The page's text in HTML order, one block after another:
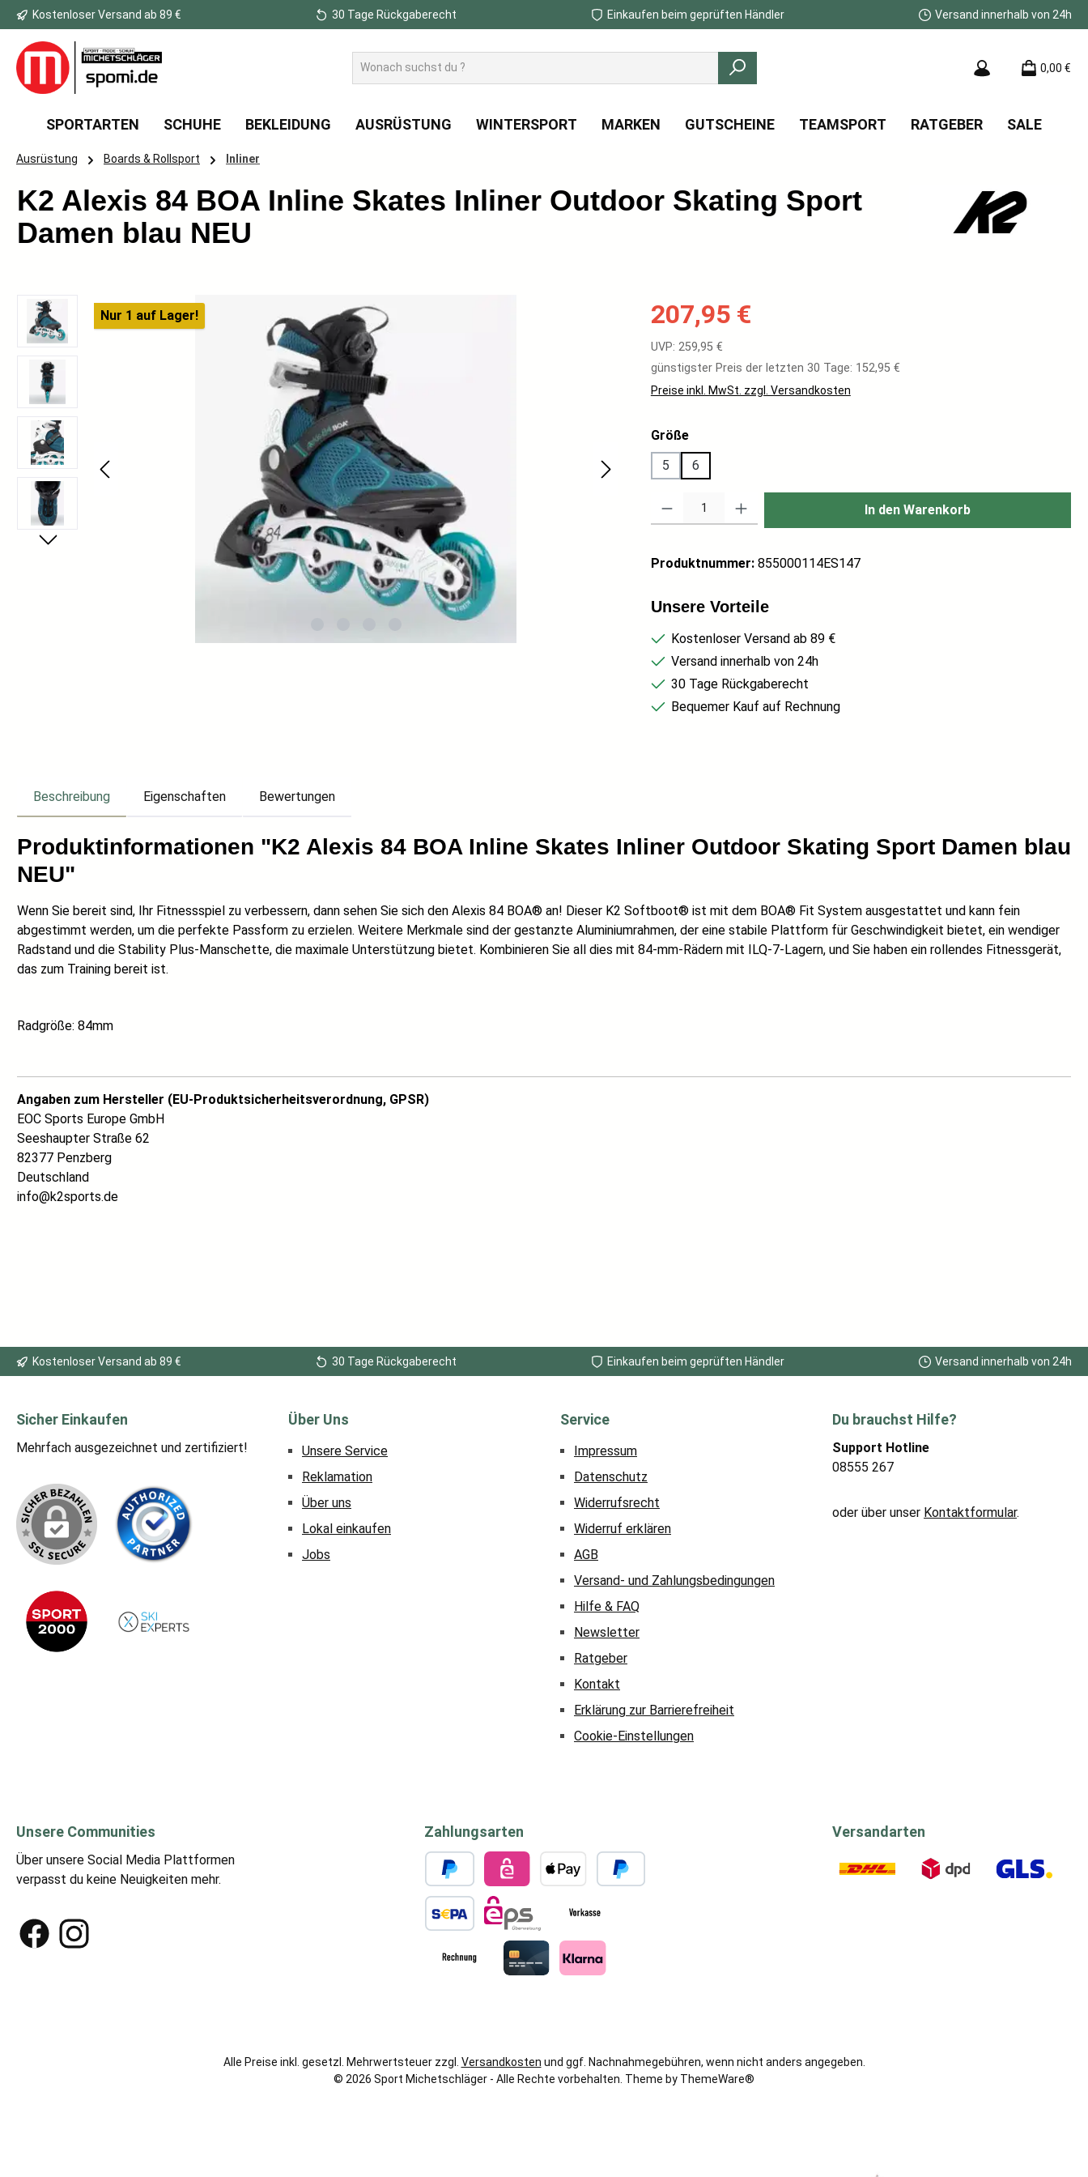
Hauptinhalt springen
Zur Suche springen
Zur Hauptnavigation springen
Kostenloser Versand ab 89 € 30 Tage Rückgaberecht Einkaufen beim geprüften Händler Versand innerhalb von 24h
0,00 €
SPORTARTEN SCHUHE BEKLEIDUNG AUSRÜSTUNG WINTERSPORT MARKEN GUTSCHEINE TEAMSPORT RATGEBER SALE
Ausrüstung Boards & Rollsport Inliner
K2 Alexis 84 BOA Inline Skates Inliner Outdoor Skating Sport
Damen blau NEU
Bildergalerie überspringen
Nur 1 auf Lager!
Verkaufspreis:
207,95 €
Regulärer Preis:
UVP: 259,95 €
günstigster Preis der letzten 30 Tage: 152,95 €
Preise inkl. MwSt. zzgl. Versandkosten
Größeauswählen
5
6
Produkt Anzahl: Gib den gewünschten Wert ein oder benutze die Schaltflächen um
In den Warenkorb
Produktnummer: 855000114ES147
Unsere Vorteile
Kostenloser Versand ab 89 €
Versand innerhalb von 24h
30 Tage Rückgaberecht
Bequemer Kauf auf Rechnung
Beschreibung Eigenschaften Bewertungen
Produktinformationen "K2 Alexis 84 BOA Inline Skates Inliner Outdoor Skating Sport Damen blau
NEU"
Wenn Sie bereit sind, Ihr Fitnessspiel zu verbessern, dann sehen Sie sich den Alexis 84 BOA® an! Dieser K2 Softboot® ist mit dem BOA® Fit System ausgestattet und kann fein
abgestimmt werden, um die perfekte Passform zu erzielen. Weitere Merkmale sind der gestanzte Aluminiumrahmen, der eine stabile Plattform für Geschwindigkeit bietet, ein wendiger
Radstand und die Stability Plus-Manschette, die maximale Unterstützung bietet. Kombinieren Sie all dies mit 84-mm-Rädern mit ILQ-7-Lagern, und Sie haben ein rollendes Fitnessgerät,
das zum Training bereit ist.
Radgröße: 84mm
Angaben zum Hersteller (EU-Produktsicherheitsverordnung, GPSR)
EOC Sports Europe GmbH
Seeshaupter Straße 62
82377 Penzberg
Deutschland
info@k2sports.de
Kostenloser Versand ab 89 € 30 Tage Rückgaberecht Einkaufen beim geprüften Händler Versand innerhalb von 24h
Sicher Einkaufen
Mehrfach ausgezeichnet und zertifiziert!
Über Uns
Unsere Service
Reklamation
Über uns
Lokal einkaufen
Jobs
Service
Impressum
Datenschutz
Widerrufsrecht
Widerruf erklären
AGB
Versand- und Zahlungsbedingungen
Hilfe & FAQ
Newsletter
Ratgeber
Kontakt
Erklärung zur Barrierefreiheit
Cookie-Einstellungen
Du brauchst Hilfe?
Support Hotline
08555 267
oder über unser Kontaktformular.
Unsere Communities
Über unsere Social Media Plattformen
verpasst du keine Neuigkeiten mehr.
FacebookInstagram
Zahlungsarten
PayPal eps
SEPA Lastschrift Vorkasse
Versandarten
Alle Preise inkl. gesetzl. Mehrwertsteuer zzgl. Versandkosten und ggf. Nachnahmegebühren, wenn nicht anders angegeben.
© 2026 Sport Michetschläger - Alle Rechte vorbehalten. Theme by ThemeWare®